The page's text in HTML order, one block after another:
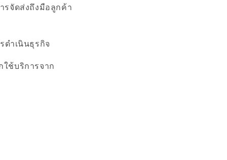
รจัดส่งถึงมือลูกค้า
ำเนินธุรกิจ
ช้บริการจาก